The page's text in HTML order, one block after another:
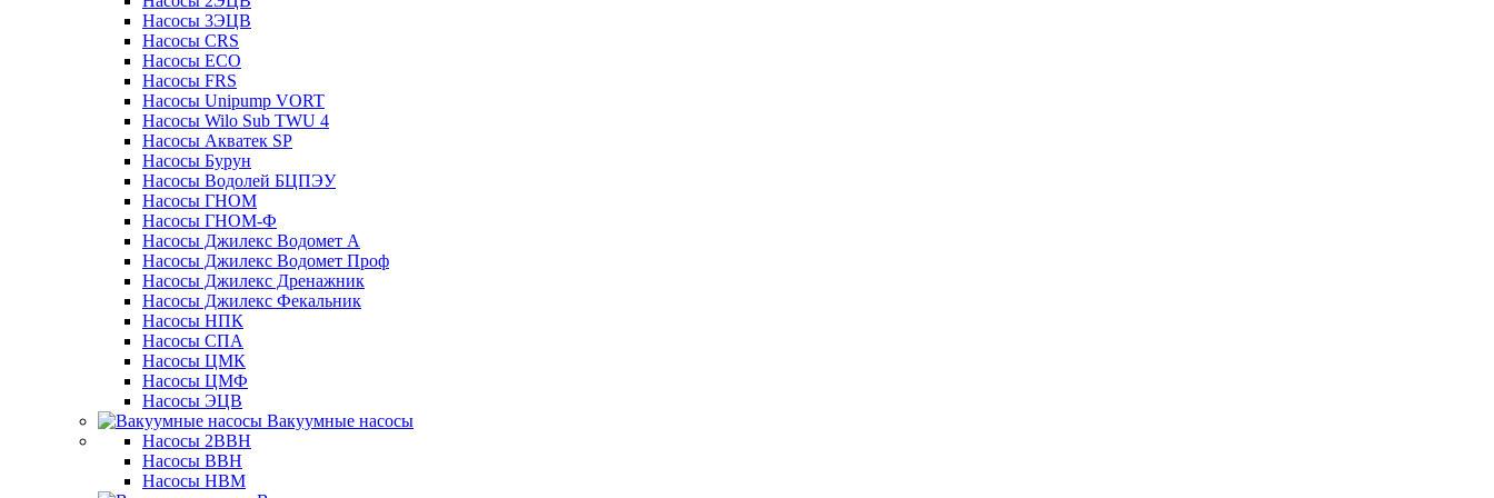
Насосы 3ЭЦВ
Насосы CRS
Насосы ECO
Насосы FRS
Насосы Unipump VORT
Насосы Wilo Sub TWU 4
Насосы Акватек SP
Насосы Бурун
Насосы Водолей БЦПЭУ
Насосы ГНОМ
Насосы ГНОМ-Ф
Насосы Джилекс Водомет А
Насосы Джилекс Водомет Проф
Насосы Джилекс Дренажник
Насосы Джилекс Фекальник
Насосы НПК
Насосы СПА
Насосы ЦМК
Насосы ЦМФ
Насосы ЭЦВ
Вакуумные насосы
Насосы 2ВВН
Насосы ВВН
Насосы НВМ